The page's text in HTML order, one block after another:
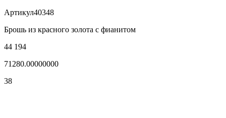
Артикул40348
Брошь из красного золота с фианитом
44 194
71280.00000000
38